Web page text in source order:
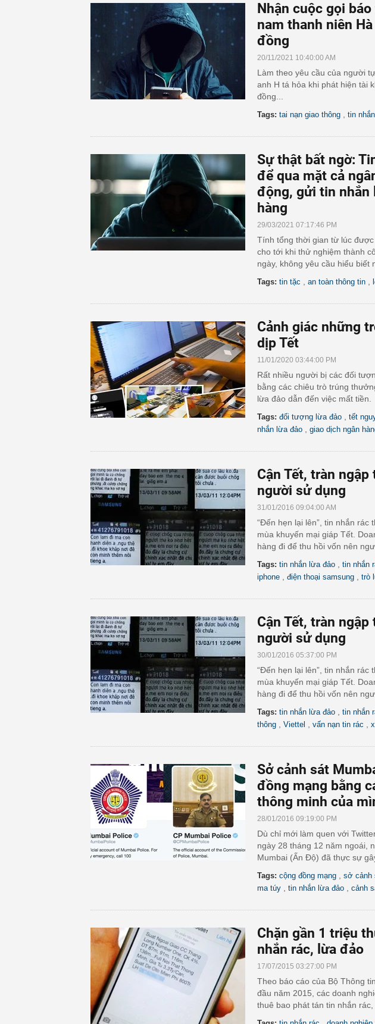
Nhận cuộc gọi
nam thanh niên
đồng
20/11/2021 10:40:00 AM
Làm theo yêu cầu của người
anh H tá hỏa khi phát hiện tài
đồng...
Tags: tai nạn giao thông tin
Sự thật bất ngờ:
để qua mặt cả
động, gửi tin nhắn
hàng
29/03/2021 07:17:46 PM
Tính tổng thời gian từ lúc
cho tới khi thử nghiệm thành
ngày, không yêu cầu hiểu biết
Tags: tin tặc an toàn thông tin
Cảnh giác những
dịp Tết
11/01/2020 03:44:00 PM
Rất nhiều người bị các đối
bằng các chiêu trò trúng
lừa đảo dẫn đến việc mất tiền.
Tags: đối tượng lừa đảo tết
nhắn lừa đảo
giao dịch ngân
Cận Tết, tràn
người sử dụng
31/01/2016 09:04:00 AM
“Đến hẹn lại lên”, tin nhắn
mùa khuyến mại giáp Tết.
hàng đi để thu hồi vốn nên
Tags: tin nhắn lừa đảo tin nhắn
iphone
điện thoại samsung trò
Cận Tết, tràn
người sử dụng
30/01/2016 05:37:00 PM
“Đến hẹn lại lên”, tin nhắn
mùa khuyến mại giáp Tết.
hàng đi để thu hồi vốn nên
Tags: tin nhắn lừa đảo tin nhắn
thông
Viettel vấn nạn tin rác
Sở cảnh sát
đồng mạng bằng
thông minh của
28/01/2016 09:19:00 PM
Dù chỉ mới làm quen với
ngày 28 tháng 12 năm ngoái,
Mumbai (Ấn Độ) đã thực sự
Tags: cộng đồng mạng sở cảnh
ma túy
tin nhắn lừa đảo cảnh
Chặn gần 1 triệu
nhắn rác, lừa đảo
17/07/2015 03:27:00 PM
Theo báo cáo của Bộ Thông
đầu năm 2015, các doanh
thuê bao phát tán tin nhắn rác,